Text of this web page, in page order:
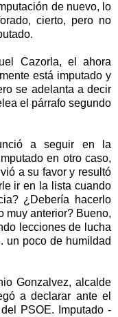
de nuevo, lo
cierto, pero no
Cazorla, el ahora
está imputado y
se adelanta a decir
el párrafo segundo
a seguir en la
en otro caso,
a su favor y resultó
ir en la lista cuando
¿Debería hacerlo
muy anterior? Bueno,
lecciones de lucha
un poco de humildad
Gonzalvez, alcalde
a declarar ante el
PSOE. Imputado -